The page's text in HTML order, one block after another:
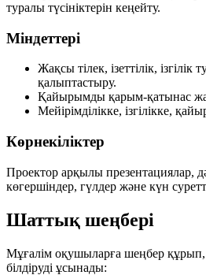
туралы түсініктерін кеңейту.
Міндеттері
Жақсы тілек, ізеттілік, ізгілік
қалыптастыру.
Қайырымды қарым-қатынас
Мейірімділікке, ізгілікке,
Көрнекіліктер
Проектор арқылы презентациялар,
көгершіндер, гүлдер және күн
Шаттық шеңбері
Мұғалім оқушыларға шеңбер құрып,
білдіруді ұсынады: